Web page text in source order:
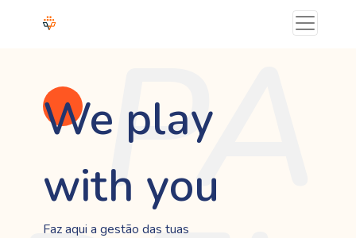
PA
We play
with you
Faz aqui a gestão das tuas